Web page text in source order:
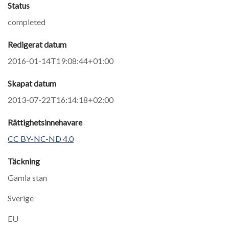
Status
completed
Redigerat datum
2016-01-14T19:08:44+01:00
Skapat datum
2013-07-22T16:14:18+02:00
Rättighetsinnehavare
CC BY-NC-ND 4.0
Täckning
Gamla stan
Sverige
EU